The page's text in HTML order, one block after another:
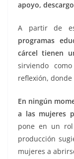
apoyo,
A partir de
programas
cárcel tienen
sirviendo
reflexión,
En ningún
a las mujeres
pone en un
producción
mujeres a